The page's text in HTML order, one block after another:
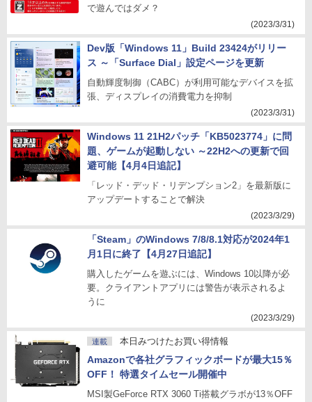
で遊んではダメ？
(2023/3/31)
Dev版「Windows 11」Build 23424がリリー
ス ～「Surface Dial」設定ページを更新
自動輝度制御（CABC）が利用可能なデバイスを拡
張、ディスプレイの消費電力を抑制
(2023/3/31)
Windows 11 21H2パッチ「KB5023774」に問
題、ゲームが起動しない ～22H2への更新で回
避可能【4月4日追記】
「レッド・デッド・リデンプション2」を最新版に
アップデートすることで解決
(2023/3/29)
「Steam」のWindows 7/8/8.1対応が2024年1
月1日に終了【4月27日追記】
購入したゲームを遊ぶには、Windows 10以降が必
要。クライアントアプリには警告が表示されるよ
うに
(2023/3/29)
連載 本日みつけたお買い得情報
Amazonで各社グラフィックボードが最大15％
OFF！ 特選タイムセール開催中
MSI製GeForce RTX 3060 Ti搭載グラボが13％OFF